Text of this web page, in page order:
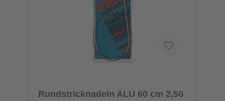
Rundstricknadeln ALU 60 cm 2,50